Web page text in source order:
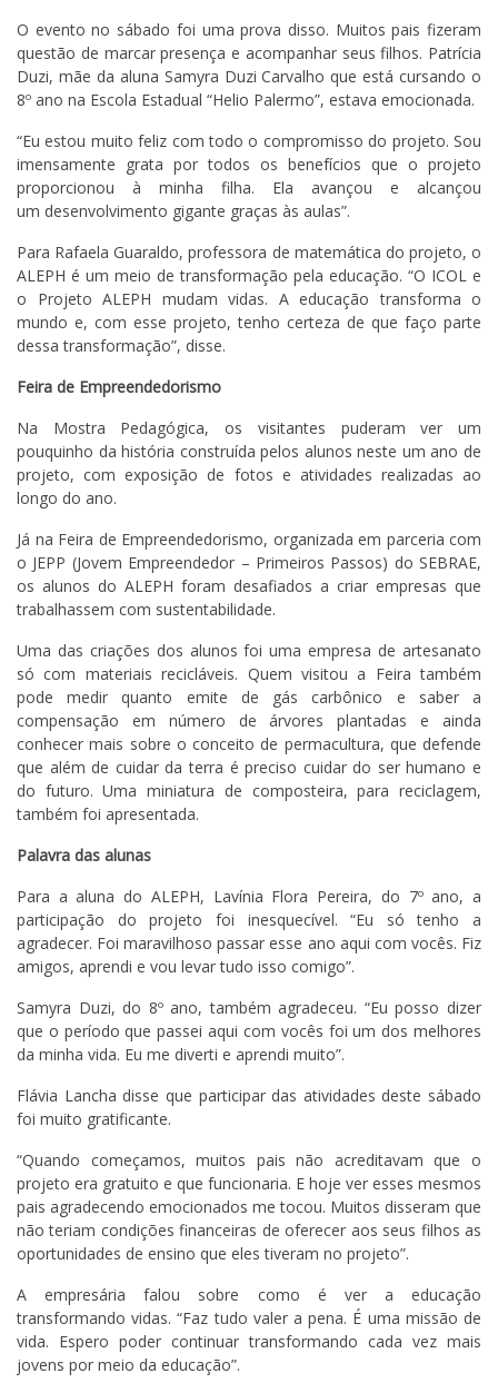
O evento no sábado foi uma prova disso. Muitos pais fizeram
questão de marcar presença e acompanhar seus filhos. Patrícia
Duzi, mãe da aluna Samyra Duzi Carvalho que está cursando o
8º ano na Escola Estadual “Helio Palermo”, estava emocionada.
“Eu estou muito feliz com todo o compromisso do projeto. Sou
imensamente grata por todos os benefícios que o projeto
proporcionou à minha filha. Ela avançou e alcançou
um desenvolvimento gigante graças às aulas”.
Para Rafaela Guaraldo, professora de matemática do projeto, o
ALEPH é um meio de transformação pela educação. “O ICOL e
o Projeto ALEPH mudam vidas. A educação transforma o
mundo e, com esse projeto, tenho certeza de que faço parte
dessa transformação”, disse.
Feira de Empreendedorismo
Na Mostra Pedagógica, os visitantes puderam ver um
pouquinho da história construída pelos alunos neste um ano de
projeto, com exposição de fotos e atividades realizadas ao
longo do ano.
Já na Feira de Empreendedorismo, organizada em parceria com
o JEPP (Jovem Empreendedor – Primeiros Passos) do SEBRAE,
os alunos do ALEPH foram desafiados a criar empresas que
trabalhassem com sustentabilidade.
Uma das criações dos alunos foi uma empresa de artesanato
só com materiais recicláveis. Quem visitou a Feira também
pode medir quanto emite de gás carbônico e saber a
compensação em número de árvores plantadas e ainda
conhecer mais sobre o conceito de permacultura, que defende
que além de cuidar da terra é preciso cuidar do ser humano e
do futuro. Uma miniatura de composteira, para reciclagem,
também foi apresentada.
Palavra das alunas
Para a aluna do ALEPH, Lavínia Flora Pereira, do 7º ano, a
participação do projeto foi inesquecível. “Eu só tenho a
agradecer. Foi maravilhoso passar esse ano aqui com vocês. Fiz
amigos, aprendi e vou levar tudo isso comigo”.
Samyra Duzi, do 8º ano, também agradeceu. “Eu posso dizer
que o período que passei aqui com vocês foi um dos melhores
da minha vida. Eu me diverti e aprendi muito”.
Flávia Lancha disse que participar das atividades deste sábado
foi muito gratificante.
“Quando começamos, muitos pais não acreditavam que o
projeto era gratuito e que funcionaria. E hoje ver esses mesmos
pais agradecendo emocionados me tocou. Muitos disseram que
não teriam condições financeiras de oferecer aos seus filhos as
oportunidades de ensino que eles tiveram no projeto”.
A empresária falou sobre como é ver a educação
transformando vidas. “Faz tudo valer a pena. É uma missão de
vida. Espero poder continuar transformando cada vez mais
jovens por meio da educação”.